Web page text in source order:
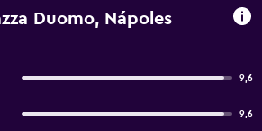
Duomo, Nápoles
9,6
9,6